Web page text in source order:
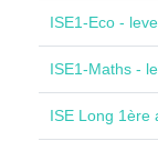
ISE1-Eco -
ISE1-Maths -
ISE Long 1ère